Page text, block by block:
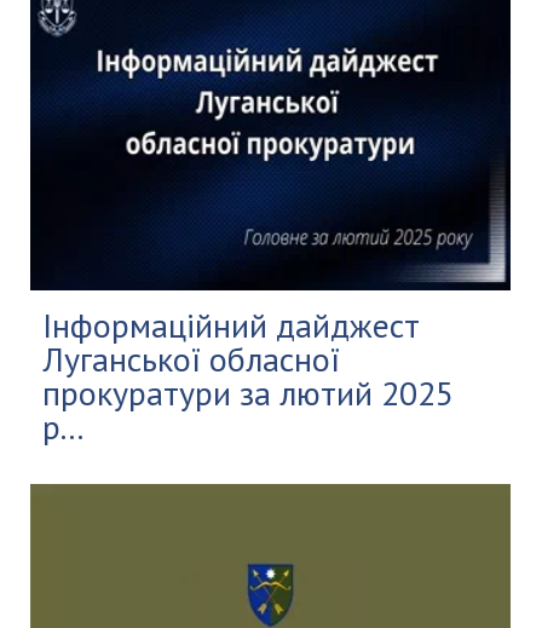
Інформаційний дайджест
Луганської обласної
прокуратури за лютий 2025
р...